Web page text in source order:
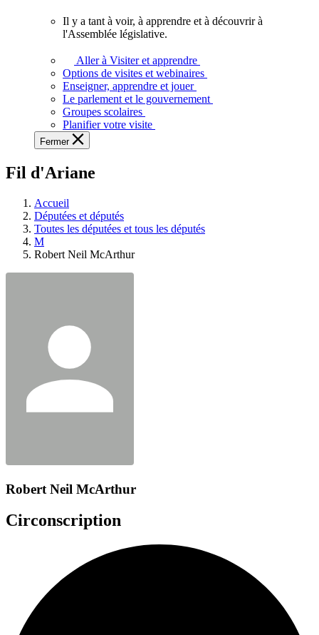
voir,
apprendre
et
à
à
législative.
Il y a tant à voir, à apprendre et à découvrir à
l'Assemblée législative.
Aller à Visiter et apprendre
Options de visites et webinaires
Enseigner, apprendre et jouer
Le parlement et le gouvernement
Groupes scolaires
Planifier votre visite
Fermer
Fil d'Ariane
Accueil
Députées et députés
Toutes les députées et tous les députés
M
Robert Neil McArthur
Robert Neil McArthur
Circonscription